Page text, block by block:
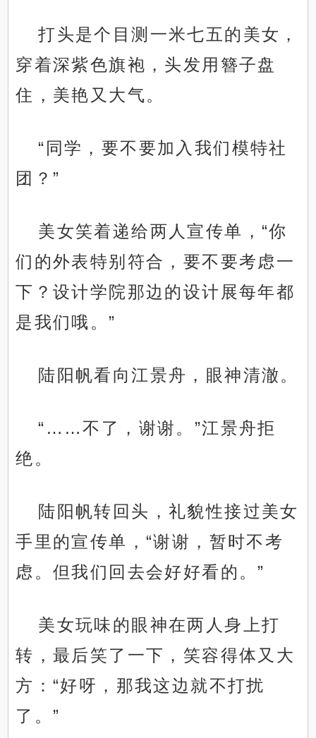
打头是个目测一米七五的美女，
穿着深紫色旗袍，头发用簪子盘
住，美艳又大气。
“同学，要不要加入我们模特社
团？”
美女笑着递给两人宣传单，“你
们的外表特别符合，要不要考虑一
下？设计学院那边的设计展每年都
是我们哦。”
陆阳帆看向江景舟，眼神清澈。
“……不了，谢谢。”江景舟拒
绝。
陆阳帆转回头，礼貌性接过美女
手里的宣传单，“谢谢，暂时不考
虑。但我们回去会好好看的。”
美女玩味的眼神在两人身上打
转，最后笑了一下，笑容得体又大
方：“好呀，那我这边就不打扰
了。”